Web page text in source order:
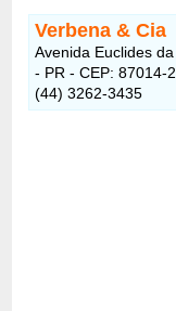
Verbena & Cia
Avenida Euclides
- PR - CEP: 87014-
(44) 3262-3435